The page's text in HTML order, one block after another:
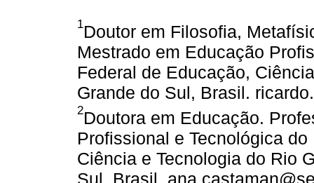
1Doutor em Filosofia,
Mestrado em Educação
Federal de Educação,
Grande do Sul, Brasil.
2Doutora em Educação.
Profissional e Tecnológica
Ciência e Tecnologia do Rio
Sul, Brasil.